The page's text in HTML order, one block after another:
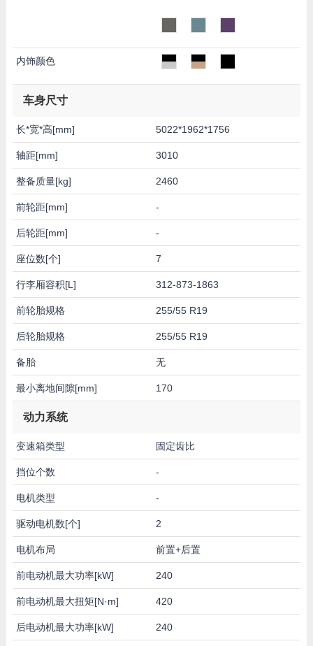
内饰颜色
车身尺寸
长*宽*高[mm] 5022*1962*1756
轴距[mm] 3010
整备质量[kg] 2460
前轮距[mm] -
后轮距[mm] -
座位数[个] 7
行李厢容积[L] 312-873-1863
前轮胎规格 255/55 R19
后轮胎规格 255/55 R19
备胎 无
最小离地间隙[mm] 170
动力系统
变速箱类型 固定齿比
挡位个数 -
电机类型 -
驱动电机数[个] 2
电机布局 前置+后置
前电动机最大功率[kW] 240
前电动机最大扭矩[N·m] 420
后电动机最大功率[kW] 240